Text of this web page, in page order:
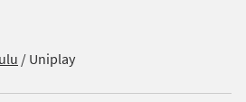
/Uniplay